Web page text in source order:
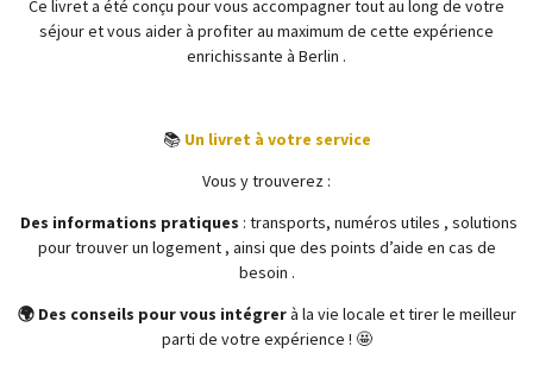
Ce livret a été conçu pour vous accompagner tout au long de votre
séjour et vous aider à profiter au maximum de cette expérience
enrichissante à Berlin .
📚 Un livret à votre service
Vous y trouverez :
Des informations pratiques : transports, numéros utiles , solutions
pour trouver un logement , ainsi que des points d’aide en cas de
besoin .
🌍 Des conseils pour vous intégrerà la vie locale et tirer le meilleur
parti de votre expérience ! 🤩